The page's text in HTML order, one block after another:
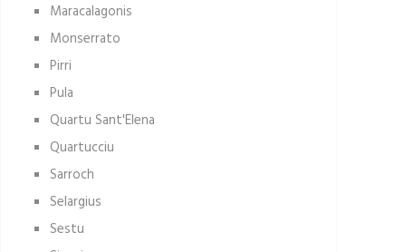
Maracalagonis
Monserrato
Pirri
Pula
Quartu Sant'Elena
Quartucciu
Sarroch
Selargius
Sestu